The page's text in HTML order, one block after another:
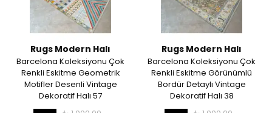
Rugs Modern Halı
Barcelona Koleksiyonu Çok
Renkli Eskitme Geometrik
Motifler Desenli Vintage
Dekoratif Halı 57
Rugs Modern Halı
Barcelona Koleksiyonu Çok
Renkli Eskitme Görünümlü
Bordür Detaylı Vintage
Dekoratif Halı 38